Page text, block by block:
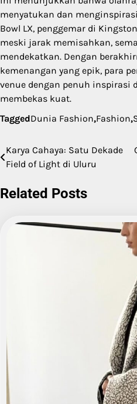
menyatukan dan
Bowl LX, penggemar di
meski jarak memisahkan,
mendekatkan. Dengan
kemenangan yang epik, para
venue dengan penuh inspirasi
membekas kuat.
TaggedDunia Fashion,Fashion,
Post
navigation
Karya Cahaya: Satu Dekade
Field of Light di Uluru
Related Posts